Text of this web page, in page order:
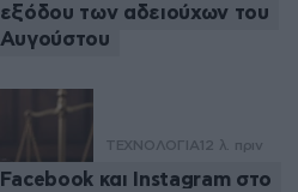
εξόδου των αδειούχων του
Αυγούστου
ΤΕΧΝΟΛΟΓΙΑ 12 λ. πριν
Facebook και Instagram στο